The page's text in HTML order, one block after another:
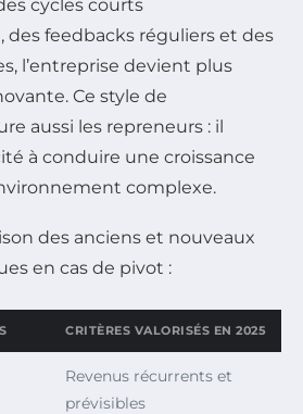
cycles courts
des feedbacks réguliers et des
l’entreprise devient plus
Ce style de
aussi les repreneurs : il
à conduire une croissance
complexe.
des anciens et nouveaux
en cas de pivot :
CRITÈRES VALORISÉS EN 2025
Revenus récurrents et
prévisibles